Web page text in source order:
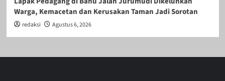
Warga, Kemacetan dan Kerusakan Taman Jadi Sorotan
redaksi Agustus 6, 2026